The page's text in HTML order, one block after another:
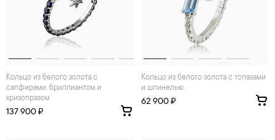
Кольцо из белого золота с
сапфирами, бриллиантом и
хризопразом
137 900 ₽
Кольцо из белого золота с топазами
и шпинелью
62 900 ₽